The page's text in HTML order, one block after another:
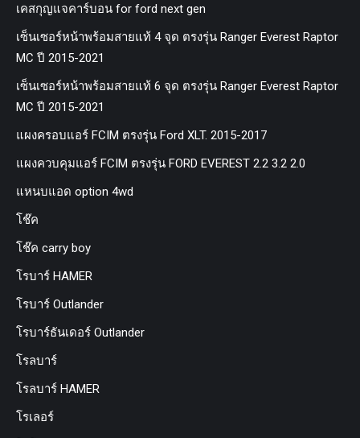
เคสกุญแจคาร์บอน for ford next gen
เซ็นเซอร์หน้าพร้อมสายแท้ 4 จุด ตรงรุ่น Ranger Everest Raptor
MC ปี 2015-2021
เซ็นเซอร์หน้าพร้อมสายแท้ 6 จุด ตรงรุ่น Ranger Everest Raptor
MC ปี 2015-2021
แผงครอบแอร์ FCIM ตรงรุ่น Ford XLT. 2015-2017
แผงควบคุมแอร์ FCIM ตรงรุ่น FORD EVEREST 2.2 3.2 2.0
แหนบแอด option 4wd
โช๊ค
โช๊ค carry boy
โรบาร์ HAMER
โรบาร์ Outlander
โรบาร์ธันเดอร์ Outlander
โรลบาร์
โรลบาร์ HAMER
โรเลอร์